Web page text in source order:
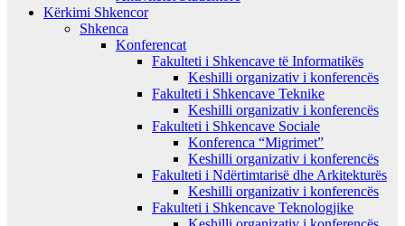
Kërkimi Shkencor
Shkenca
Konferencat
Fakulteti i Shkencave të Informatikës
Keshilli organizativ i konferencës
Fakulteti i Shkencave Teknike
Keshilli organizativ i konferencës
Fakulteti i Shkencave Sociale
Konferenca “Migrimet”
Keshilli organizativ i konferencës
Fakulteti i Ndërtimtarisë dhe Arkitekturës
Keshilli organizativ i konferencës
Fakulteti i Shkencave Teknologjike